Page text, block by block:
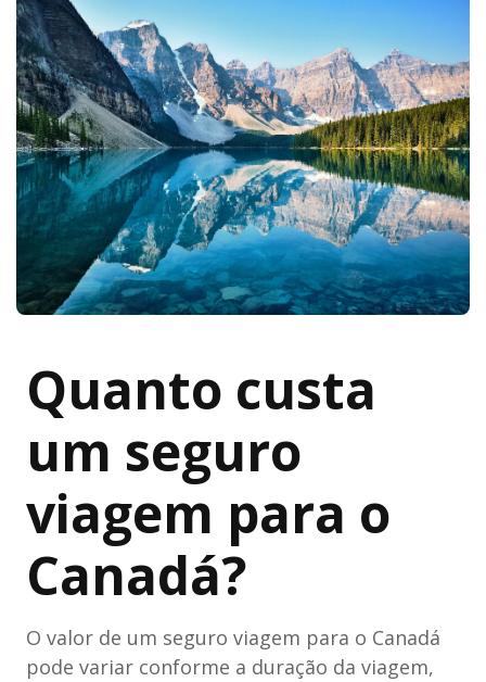
Quanto custa
um seguro
viagem para o
Canadá?
O valor de um seguro viagem para o Canadá
pode variar conforme a duração da viagem,